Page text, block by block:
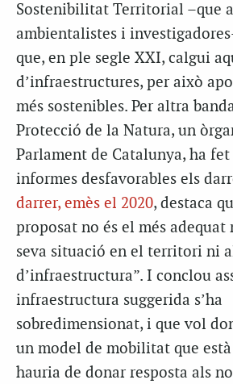
Sostenibilitat Territorial –que
ambientalistes i
que, en ple segle XXI, calgui
d’infraestructures, per això
més sostenibles. Per altra
Protecció de la Natura, un
Parlament de Catalunya, ha
informes desfavorables els
darrer, emès el 2020, destaca
proposat no és el més
seva situació en el territori ni
d’infraestructura”. I conclou
infraestructura suggerida s’ha
sobredimensionat, i que vol
un model de mobilitat que
hauria de donar resposta als